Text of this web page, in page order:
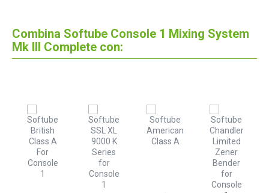
Combina Softube Console 1 Mixing System
Mk III Complete con: